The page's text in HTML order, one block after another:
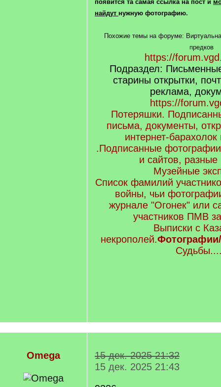
появится та самая ссылка на пост и
найдут нужную фотографию.
Похожие темы на форуме:
предков
https://
Подраздел:
старины открытки,
реклама,
https://
Потеряшки.
письма, документы,
интернет-
.Подписанные
и сайтов, разные
Музейные
Список фамилий
войны, чьи
журнале "Огонек" или
участников ПМВ
Выписки с
некрополей.
Omega
15 дек. 2025 21:32
15 дек. 2025 21:43